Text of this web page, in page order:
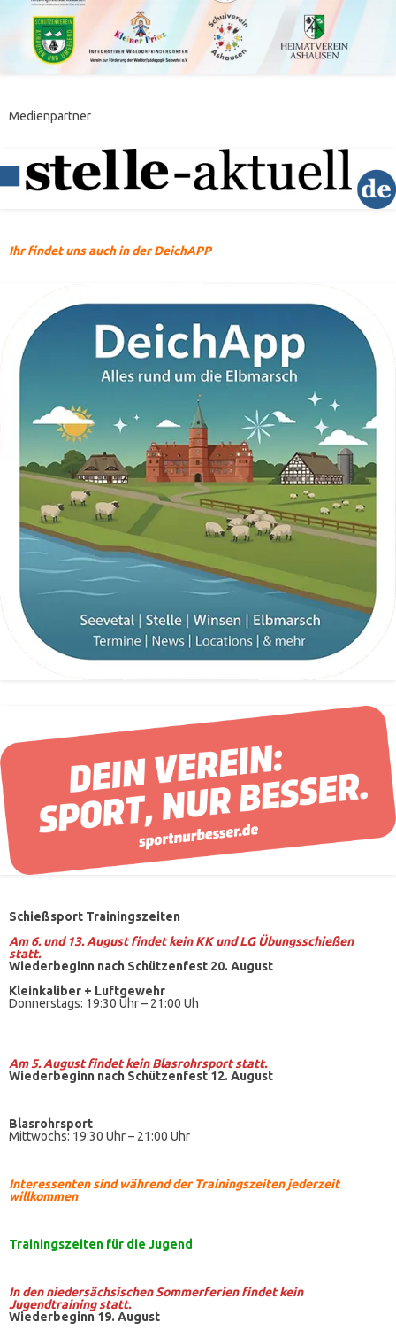
Medienpartner
Ihr findet uns auch in der DeichAPP
Schießsport Trainingszeiten
Am 6. und 13. August findet kein KK und LG Übungsschießen
statt.
Wiederbeginn nach Schützenfest 20. August
Kleinkaliber + Luftgewehr
Donnerstags: 19:30 Uhr – 21:00 Uh
Am 5. August findet keinBlasrohrsport statt.
Wiederbeginn nach Schützenfest 12. August
Blasrohrsport
Mittwochs: 19:30 Uhr – 21:00 Uhr
Interessenten sind während der Trainingszeiten jederzeit
willkommen
Trainingszeiten für die Jugend
In den niedersächsischen Sommerferien findet kein
Jugendtraining statt.
Wiederbeginn 19. August